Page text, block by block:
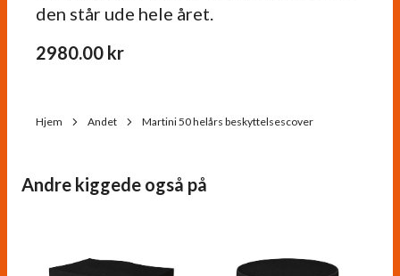
den står ude hele året.
2980.00 kr
Hjem Andet Martini 50 helårs beskyttelsescover
Andre kiggede også på